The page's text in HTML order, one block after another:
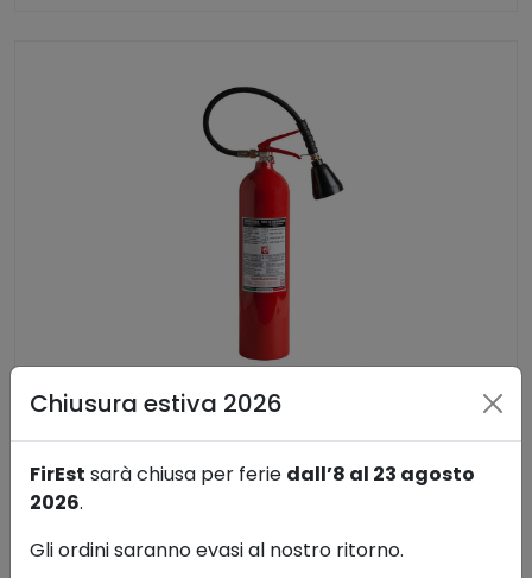
Antincendio
AGGIUNGI AL CARRELLO
Chiusura estiva 2026
FirEst sarà chiusa per ferie dall’8 al 23 agosto
2026.
Gli ordini saranno evasi al nostro ritorno.